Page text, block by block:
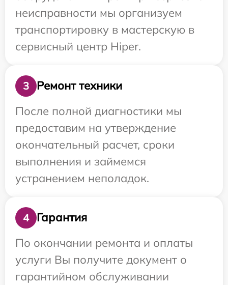
неисправности мы организуем
транспортировку в мастерскую в
сервисный центр Hiper.
3
Ремонт техники
После полной диагностики мы
предоставим на утверждение
окончательный расчет, сроки
выполнения и займемся
устранением неполадок.
4
Гарантия
По окончании ремонта и оплаты
услуги Вы получите документ о
гарантийном обслуживании